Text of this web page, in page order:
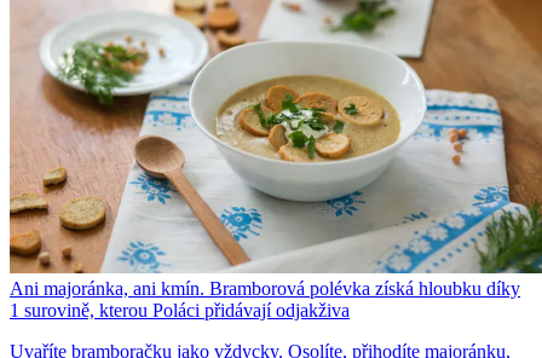
Ani majoránka, ani kmín. Bramborová polévka získá hloubku díky
1 surovině, kterou Poláci přidávají odjakživa
Uvaříte bramboračku jako vždycky. Osolíte, přihodíte majoránku,